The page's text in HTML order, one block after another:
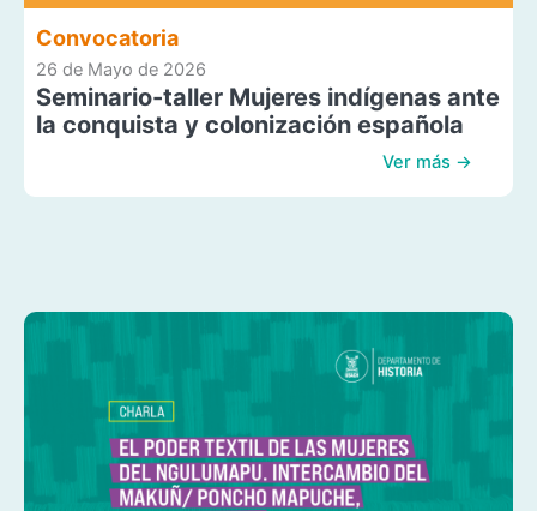
Convocatoria
26 de Mayo de 2026
Seminario-taller Mujeres indígenas ante
la conquista y colonización española
Ver más →